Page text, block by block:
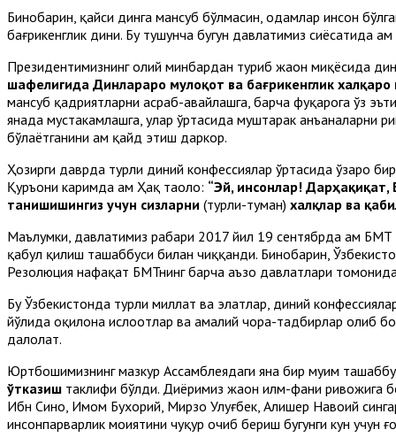
Бинобарин, қайси динга мансуб бўлмасин, одамлар инсон
бағрикенглик дини. Бу тушунча бугун давлатимиз сиёсатида
Президентимизнинг олий минбардан туриб жаҳон миқёсида
шафелигида Динлараро мулоқот ва бағрикенглик
мансуб қадриятларни асраб-авайлашга, барча фуқарога ўз
янада мустаҳкамлашга, улар ўртасида муштарак анъаналарни
бўлаётганини ҳам қайд этиш даркор.
Ҳозирги даврда турли диний конфессиялар ўртасида ўзаро
Қуръони каримда ҳам Ҳақ таоло: “Эй, инсонлар! Дарҳақиқат,
танишишингиз учун сизларни (турли-туман) халқлар ва
Маълумки, давлатимиз раҳбари 2017 йил 19 сентябрда ҳам
қабул қилиш ташаббуси билан чиққанди. Бинобарин,
Резолюция нафақат БМТнинг барча аъзо давлатлари
Бу Ўзбекистонда турли миллат ва элатлар, диний
йўлида оқилона ислоҳотлар ва амалий чора-тадбирлар олиб
далолат.
Юртбошимизнинг мазкур Ассамблеядаги яна бир муҳим
ўтказиш таклифи бўлди. Диёримиз жаҳон илм-фани ривожига
Ибн Сино, Имом Бухорий, Мирзо Улуғбек, Алишер Навоий
инсонпарварлик моҳиятини чуқур очиб бериш бугунги кун учун